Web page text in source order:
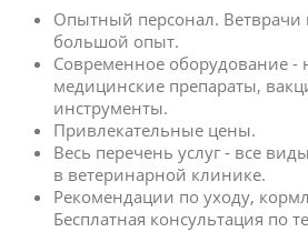
Опытный персонал.
большой опыт.
Современное оборудование -
медицинские препараты,
инструменты.
Привлекательные цены.
Весь перечень услуг - все
в ветеринарной клинике.
Рекомендации по уходу,
Бесплатная консультация по